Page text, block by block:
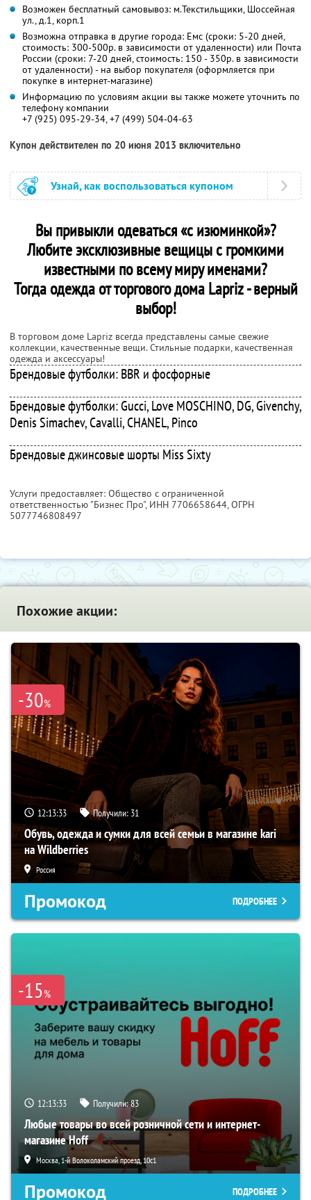
Возможен бесплатный самовывоз: м.Текстильщики, Шоссейная
ул., д.1, корп.1
Возможна отправка в другие города: Емс (сроки: 5-20 дней,
стоимость: 300-500р. в зависимости от удаленности) или Почта
России (сроки: 7-20 дней, стоимость: 150 - 350р. в зависимости
от удаленности) - на выбор покупателя (оформляется при
покупке в интернет-магазине)
Информацию по условиям акции вы также можете уточнить по
телефону компании
+7 (925) 095-29-34, +7 (499) 504-04-63
Купон действителен по 20 июня 2013 включительно
Узнай, как воспользоваться купоном
Вы привыкли одеваться «с изюминкой»?
Любите эксклюзивные вещицы с громкими
известными по всему миру именами?
Тогда одежда от торгового дома Lapriz - верный
выбор!
В торговом доме Lapriz всегда представлены самые свежие
коллекции, качественные вещи. Стильные подарки, качественная
одежда и аксессуары!
Брендовые футболки: BBR и фосфорные
Брендовые футболки: Gucci, Love MOSCHINO, DG, Givenchy,
Denis Simachev, Сavalli, CHANEL, Рinco
Брендовые джинсовые шорты Miss Sixty
Услуги предоставляет: Общество с ограниченной
ответственностью "Бизнес Про", ИНН 7706658644, ОГРН
5077746808497
Похожие акции:
-30%
12:13:32 Получили: 31
Обувь, одежда и сумки для всей семьи в магазине kari
на Wildberries
Россия
Промокод ПОДРОБНЕЕ
-15%
12:13:32 Получили:83
Любые товары во всей розничной сети и интернет-
магазине Hoff
Москва, 1-й Волоколамский проезд, 10с1
Промокод ПОДРОБНЕЕ